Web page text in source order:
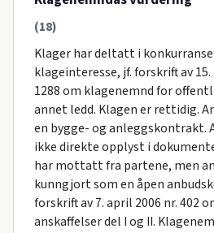
(18)
Klager har deltatt i
klageinteresse, jf. forskrift av
1288 om klagenemnd for
annet ledd. Klagen er rettidig.
en bygge- og anleggskontrakt.
ikke direkte opplyst i
har mottatt fra partene, men
kunngjort som en åpen
forskrift av 7. april 2006 nr. 402
anskaffelser del I og II.